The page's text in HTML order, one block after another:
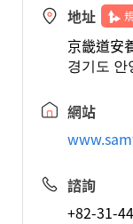
地址
京畿道安
경기도
網站
諮詢
+82-31-